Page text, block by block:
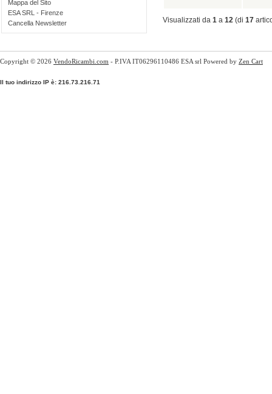
Mappa del Sito
ESA SRL - Firenze
Cancella Newsletter
Visualizzati da 1 a 12 (di 17
Copyright © 2026 VendoRicambi.com - P.IVA IT06296110486 ESA srl Powered by Zen Cart
Il tuo indirizzo IP è: 216.73.216.71